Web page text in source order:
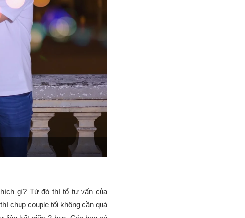
gì? Từ đó thì tổ tư vấn của
chụp couple tối không cần quá